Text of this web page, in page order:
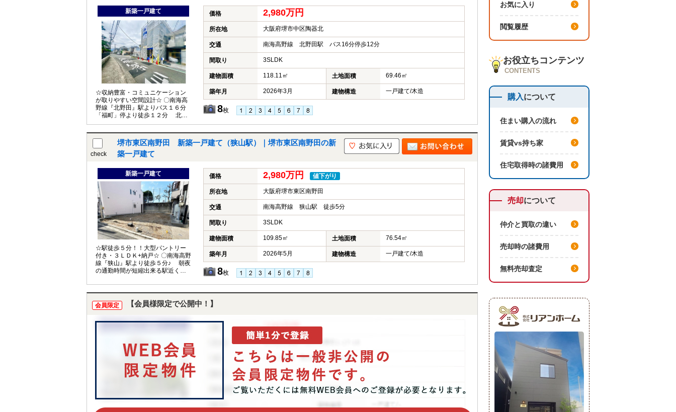
ーで落ち着きのある内装です◎初期
費用も抑えられて嬉しいですね(＊
^^＊) 〇火を使わないオール電化住
宅♪ 夏場の調理も快適☆お子様や
複数人で一緒にお料理する時も、
スムーズに動けるL型キッチンは火
を使わないので安心安全です！ 〇
雨の日もストレスフリー！浴室乾
燥機付き♪ 家族が多いご家庭や洗
濯物が多い日も、バルコニーと浴
室乾燥機に分ける事ができ効率が
しますね！ 〇各部屋ゆったり３Ｌ
ＤＫ♪ 全て洋室でお手入れ楽々♪
重い家具のき跡も気にならず、イ
ンテリアや家具の配置も自由路自
在ですよ♪ 〇お車は１台駐車可能で
す♪ 愛車の置き場所に困りません
◎ 〇耐震等級３+制震ダンパー搭載
の地震に強い家！ 安心・安全の
お家で、永く暮らしていただけま
す◎ ●堺市立土師小学校 徒
校 徒歩１８分 ご内覧可能です♪
是非一度現地ご覧下さい(^^)/
新築一戸建て
☆収納豊富・コミュニケーション
が取りやすい空間設計☆ 〇南海高
野線『北野田』駅よりバス１６分
「福町」停より徒歩１２分 北野
田駅までは自転車でも約８分なの
面バルコニーに面した明るいリビ
ング♪ ＬＤＫ１７．５帖のゆとり
ある空間◎キッチンはリビングから
ト空間が目に触れにくいので安心◎
〇家事同線に配慮♪ ２階に水廻り
を集約することで、家事同線が短
く階段の上下も最小限に出来ます
ね！ 〇使い勝手の良い間取り♪
洋室３部屋は全てＣＬ付きなので
居住スペースを有効にお使いただ
けます◎お子様のお部屋や書斎を作
る事も可能ですね(＊^^＊) 〇大容
量の収納スペース♪ １階ストレー
ジルームと３階ＷＩＣがございま
す。ファミリークロークや普段使
わない物を収納するなど、用途多
数！ 〇徒歩圏内に生活施設が充実♪
小・中学校が徒歩１５分以内で
^^)v 〇お車１台駐車可能！ビルト
インガレージです♪ ●堺市立東陶器
物件詳細はリアンホームまでお気
軽にお問合せください(^^)/
価格 2,980万円
所在地 大阪府堺市中区陶器北
交通 南海高野線 北野田駅 バス16分停歩12分
間取り 3SLDK
建物面積 118.11㎡ 土地面積 69.46㎡
築年月 2026年3月 建物構造 一戸建て/木造
8枚
check
堺市東区南野田 新築一戸建て（狭山駅）｜堺市東区南野田の新
築一戸建て
新築一戸建て
☆駅徒歩５分！！大型パントリー
付き・３ＬＤＫ+納戸☆ 〇南海高野
線『狭山』駅より徒歩５分♪ 朝夜
の通勤時間が短縮出来る駅近く！
利ですね(＊^^＊) 〇東面バルコニ
ーから朝日が降り注ぐ２階リビン
グ♪ ＬＤＫ１６．５帖は外からの
視線も気にならず、ご家族でゆっ
良い３ＬＤＫ+納戸♪ 主寝室は
す！１階納戸は居室として十分お
使いいただけますので、住む方に
合わせて用途も多数ございます！
〇豊富な収納スペース♪ キッチン
には２帖超の大型パントリー付き◎
全居室にCLがあるので整理整頓が
しやすいですね！ 〇ビルトインガ
価格 2,980万円 値下がり
所在地 大阪府堺市東区南野田
交通 南海高野線 狭山駅 徒歩5分
間取り 3SLDK
建物面積 109.85㎡ 土地面積 76.54㎡
築年月 2026年5月 建物構造 一戸建て/木造
8枚
会員限定 【会員様限定で公開中！】
お気に入り
閲覧履歴
お役立ちコンテンツ
CONTENTS
購入について
住まい購入の流れ
賃貸vs持ち家
住宅取得時の諸費用
売却について
仲介と買取の違い
売却時の諸費用
無料売却査定